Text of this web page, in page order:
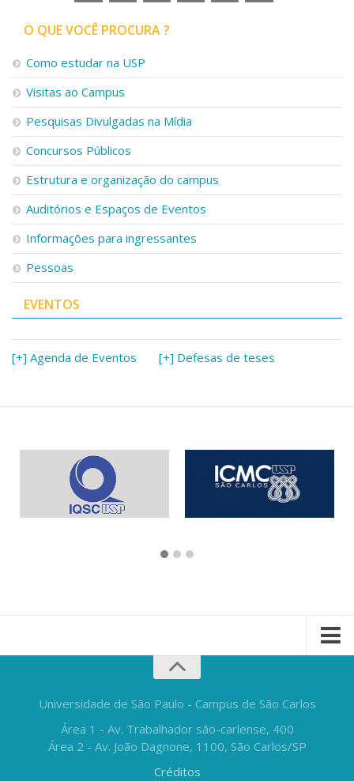
O QUE VOCÊ PROCURA ?
Como estudar na USP
Visitas ao Campus
Pesquisas Divulgadas na Mídia
Concursos Públicos
Estrutura e organização do campus
Auditórios e Espaços de Eventos
Informações para ingressantes
Pessoas
EVENTOS
[+] Agenda de Eventos [+] Defesas de teses
Universidade de São Paulo - Campus de São Carlos
Área 1 - Av. Trabalhador são-carlense, 400
Área 2 - Av. João Dagnone, 1100, São Carlos/SP
Créditos